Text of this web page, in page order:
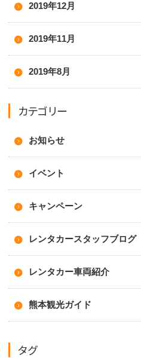
2019年12月
2019年11月
2019年8月
カテゴリー
お知らせ
イベント
キャンペーン
レンタカースタッフブログ
レンタカー車両紹介
熊本観光ガイド
タグ